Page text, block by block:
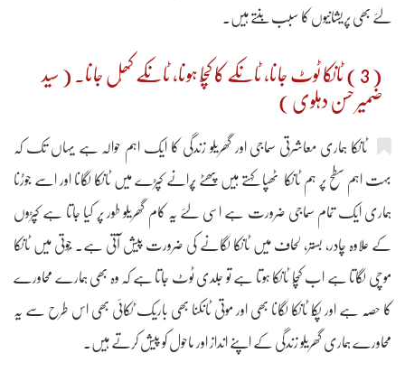
لئے بھی پریشانیوں کا سبب بنتے ہیں۔
( 3 ) ٹانکا ٹوٹ جانا، ٹانکے کا کچّا ہونا، ٹانکے کھُل جانا۔ ( سید
ضمیر حسن دہلوی )
ٹانکا ہماری معاشرتی سماجی اور گھریلو زندگی کا ایک اہم حوالہ ہے یہاں تک کہ
بہت اہم سطح پر ہم ٹانکا ٹھپا کہتے ہیں پھٹے پُرانے کپڑے میں ٹانکا لگانا اور اسے جوڑنا
ہماری ایک تمام سماجی ضرورت ہے اسی لئے یہ کام گھریلو طور پر کیا جاتا ہے کپڑوں
کے علاوہ چادر، بستر، لحاف میں ٹانکا لگانے کی ضرورت پیش آتی ہے۔ جُوتی میں ٹانکا
موچی لگاتا ہے اب کچّا ٹانکا ہوتا ہے تو جلدی ٹوٹ جاتا ہے کہ وہ بھی ہمارے محاورے
کا حصّہ ہے اور پکّا ٹانکا لگانا بھی اور موتی ٹانکنا بھی باریک ٹکائی بھی اس طرح سے یہ
محاورے ہماری گھریلو زندگی کے اپنے انداز اور ماحول کو پیش کرتے ہیں۔